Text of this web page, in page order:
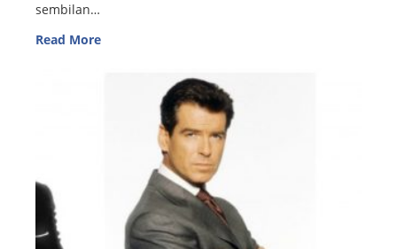
sembilan…
Read More